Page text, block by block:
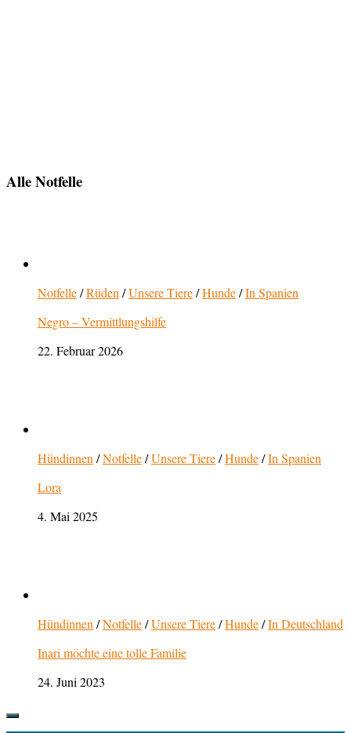
Alle Notfelle
Notfelle/Rüden/Unsere Tiere/Hunde/In Spanien
Negro – Vermittlungshilfe
22. Februar 2026
Hündinnen/Notfelle/Unsere Tiere/Hunde/In Spanien
Lora
4. Mai 2025
Hündinnen/Notfelle/Unsere Tiere/Hunde/In Deutschland
Inari möchte eine tolle Familie
24. Juni 2023